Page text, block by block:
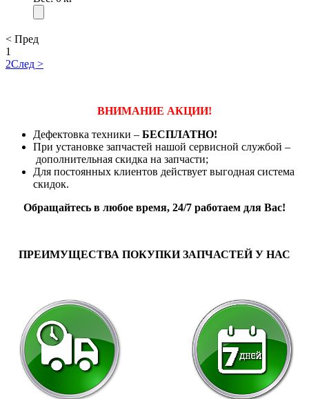
< Пред
1
2След >
ВНИМАНИЕ АКЦИИ!
Дефектовка техники – БЕСПЛАТНО!
При установке запчастей нашой сервисной службой –
дополнительная скидка на запчасти;
Для постоянных клиентов действует выгодная система
скидок.
Обращайтесь в любое время, 24/7 работаем для Вас!
ПРЕИМУЩЕСТВА ПОКУПКИ ЗАПЧАСТЕЙ У НАС